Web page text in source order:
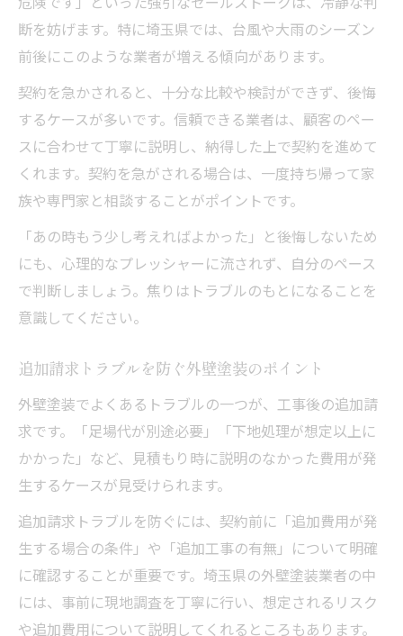
断を妨げます。特に埼玉県では、台風や大雨のシーズン
前後にこのような業者が増える傾向があります。
契約を急かされると、十分な比較や検討ができず、後悔
するケースが多いです。信頼できる業者は、顧客のペー
スに合わせて丁寧に説明し、納得した上で契約を進めて
くれます。契約を急がされる場合は、一度持ち帰って家
族や専門家と相談することがポイントです。
「あの時もう少し考えればよかった」と後悔しないため
にも、心理的なプレッシャーに流されず、自分のペース
で判断しましょう。焦りはトラブルのもとになることを
意識してください。
追加請求トラブルを防ぐ外壁塗装のポイント
外壁塗装でよくあるトラブルの一つが、工事後の追加請
求です。「足場代が別途必要」「下地処理が想定以上に
かかった」など、見積もり時に説明のなかった費用が発
生するケースが見受けられます。
追加請求トラブルを防ぐには、契約前に「追加費用が発
生する場合の条件」や「追加工事の有無」について明確
に確認することが重要です。埼玉県の外壁塗装業者の中
には、事前に現地調査を丁寧に行い、想定されるリスク
や追加費用について説明してくれるところもあります。